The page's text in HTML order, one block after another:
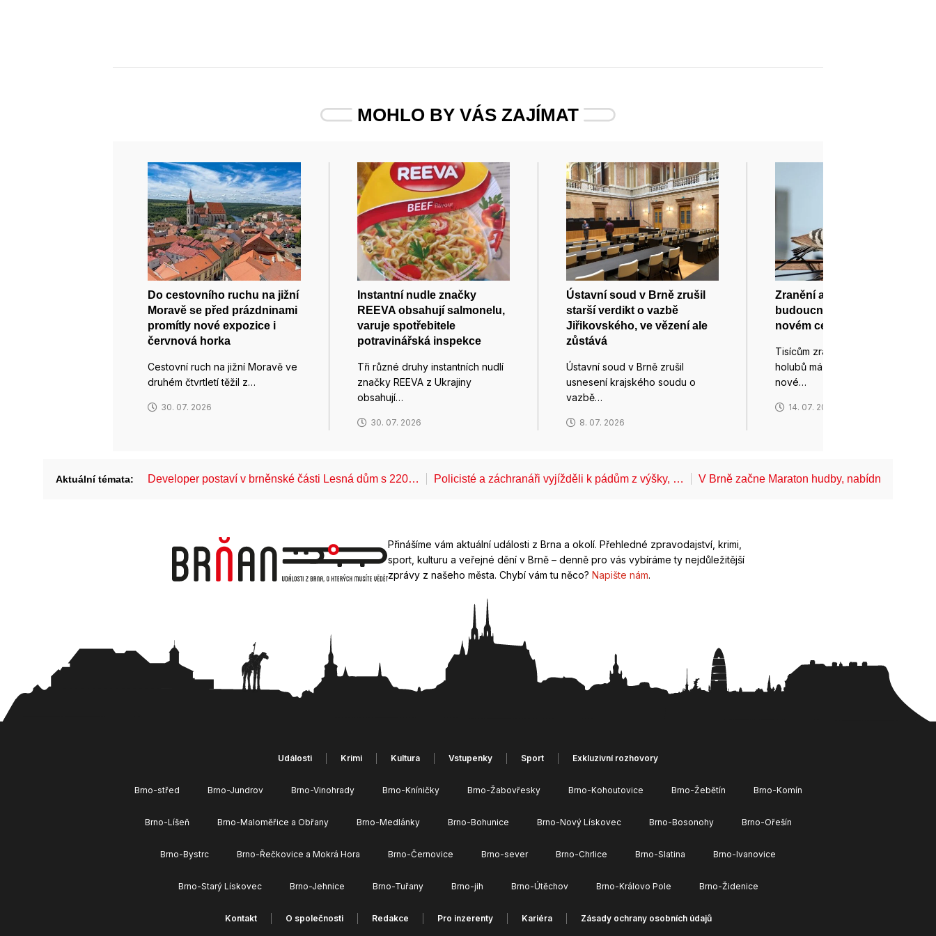
MOHLO BY VÁS ZAJÍMAT
Do cestovního ruchu na jižní
Moravě se před prázdninami
promítly nové expozice i
červnová horka
Cestovní ruch na jižní Moravě ve
druhém čtvrtletí těžil z…
30. 07. 2026
Instantní nudle značky
REEVA obsahují salmonelu,
varuje spotřebitele
potravinářská inspekce
Tři různé druhy instantních nudlí
značky REEVA z Ukrajiny
obsahují…
30. 07. 2026
Ústavní soud v Brně zrušil
starší verdikt o vazbě
Jiřikovského, ve vězení ale
zůstává
Ústavní soud v Brně zrušil
usnesení krajského soudu o
vazbě…
8. 07. 2026
Zranění a nemocní holubi v
budoucnu najdou zázemí v
novém centru u Brna
Tisícům zraněných a nemocných
holubů má v budoucnu pomoci
nové…
14. 07. 2026
Aktuální témata: Developer postaví v brněnské části Lesná dům s 220… Policisté a záchranáři vyjížděli k pádům z výšky, … V Brně začne Maraton hudby, nabídne
Přinášíme vám aktuální události z Brna a okolí. Přehledné zpravodajství, krimi,
sport, kulturu a veřejné dění v Brně – denně pro vás vybíráme ty nejdůležitější
zprávy z našeho města. Chybí vám tu něco? Napište nám.
Události Krimi Kultura Vstupenky Sport Exkluzivní rozhovory
Brno-střed Brno-Jundrov Brno-Vinohrady Brno-Kníničky Brno-Žabovřesky Brno-Kohoutovice Brno-Žebětín Brno-Komín
Brno-Líšeň Brno-Maloměřice a Obřany Brno-Medlánky Brno-Bohunice Brno-Nový Lískovec Brno-Bosonohy Brno-Ořešín
Brno-Bystrc Brno-Řečkovice a Mokrá Hora Brno-Černovice Brno-sever Brno-Chrlice Brno-Slatina Brno-Ivanovice
Brno-Starý Lískovec Brno-Jehnice Brno-Tuřany Brno-jih Brno-Útěchov Brno-Královo Pole Brno-Židenice
Kontakt O společnosti Redakce Pro inzerenty Kariéra Zásady ochrany osobních údajů